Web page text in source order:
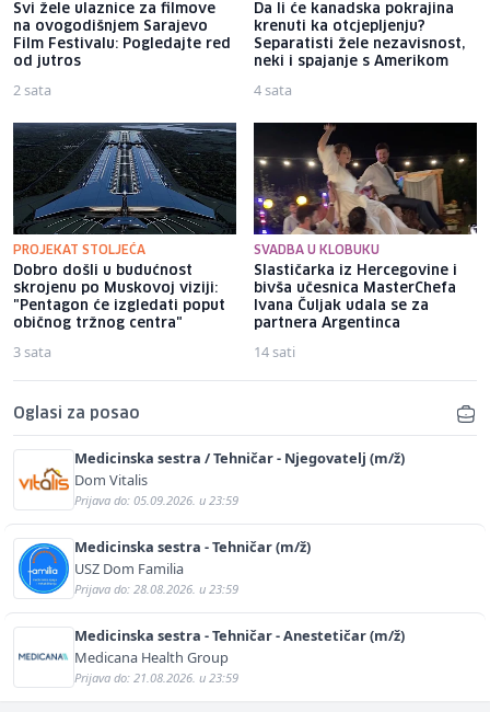
Svi žele ulaznice za filmove
na ovogodišnjem Sarajevo
Film Festivalu: Pogledajte red
od jutros
2 sata
Da li će kanadska pokrajina
krenuti ka otcjepljenju?
Separatisti žele nezavisnost,
neki i spajanje s Amerikom
4 sata
PROJEKAT STOLJEĆA
Dobro došli u budućnost
skrojenu po Muskovoj viziji:
"Pentagon će izgledati poput
običnog tržnog centra"
3 sata
SVADBA U KLOBUKU
Slastičarka iz Hercegovine i
bivša učesnica MasterChefa
Ivana Čuljak udala se za
partnera Argentinca
14 sati
Oglasi za posao
Medicinska sestra / Tehničar - Njegovatelj (m/ž)
Dom Vitalis
Prijava do: 05.09.2026. u 23:59
Medicinska sestra - Tehničar (m/ž)
USZ Dom Familia
Prijava do: 28.08.2026. u 23:59
Medicinska sestra - Tehničar - Anestetičar (m/ž)
Medicana Health Group
Prijava do: 21.08.2026. u 23:59